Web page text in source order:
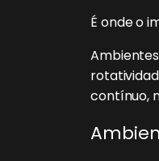
É onde o
contínuo,